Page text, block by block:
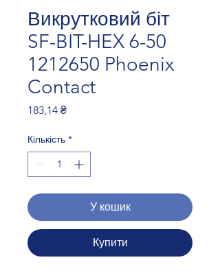
Викрутковий біт
SF-BIT-HEX 6-50
1212650 Phoenix
Contact
183,14 ₴Ціна
Кількість *
У кошик
Купити